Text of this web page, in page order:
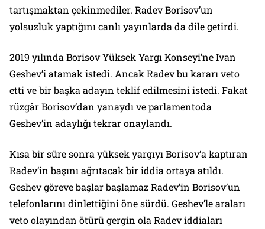
tartışmaktan çekinmediler. Radev Borisov’un
yolsuzluk yaptığını canlı yayınlarda da dile getirdi.
2019 yılında Borisov Yüksek Yargı Konseyi’ne Ivan
Geshev’i atamak istedi. Ancak Radev bu kararı veto
etti ve bir başka adayın teklif edilmesini istedi. Fakat
rüzgâr Borisov’dan yanaydı ve parlamentoda
Geshev’in adaylığı tekrar onaylandı.
Kısa bir süre sonra yüksek yargıyı Borisov’a kaptıran
Radev’in başını ağrıtacak bir iddia ortaya atıldı.
Geshev göreve başlar başlamaz Radev’in Borisov’un
telefonlarını dinlettiğini öne sürdü. Geshev’le araları
veto olayından ötürü gergin ola Radev iddiaları